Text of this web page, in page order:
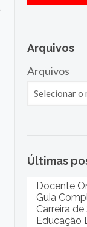
Arquivos
Arquivos
Últimas
Docente
Guia
Carreira
Educação